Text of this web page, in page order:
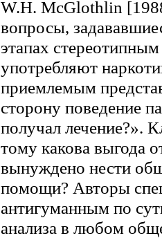
W.H. McGlothlin
вопросы,
этапах
употребляют
приемлемым
сторону поведение
получал лечение?».
тому какова выгода
вынуждено нести
помощи? Авторы
антигуманным по
анализа в любом